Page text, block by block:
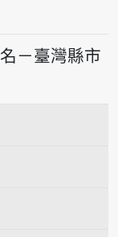
－臺灣縣市